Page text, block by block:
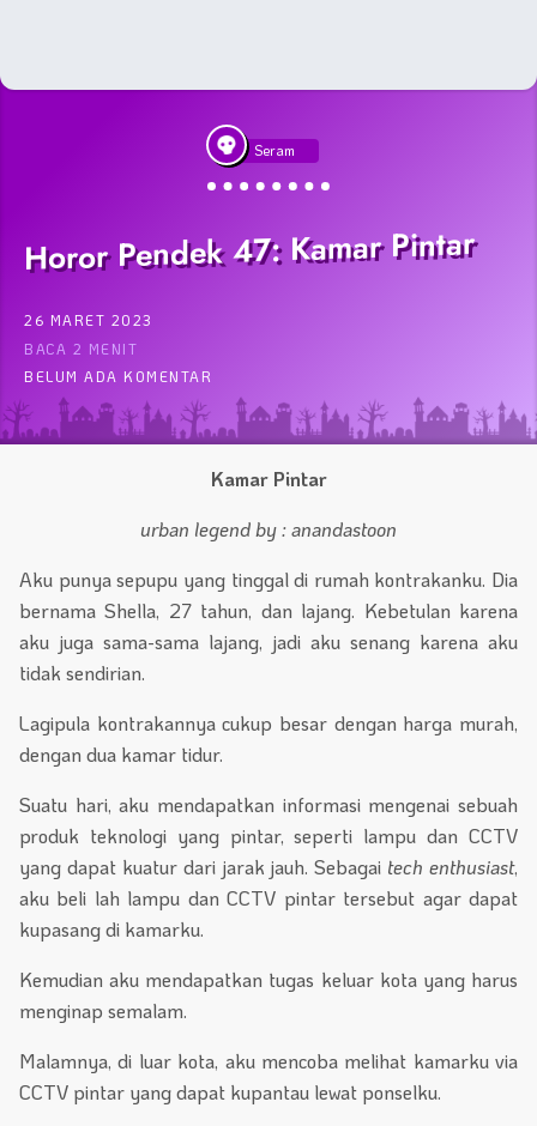
Seram
Horor Pendek 47: Kamar Pintar
26 MARET 2023
BACA 2 MENIT
BELUM ADA KOMENTAR
Kamar Pintar
urban legend by : anandastoon
Aku punya sepupu yang tinggal di rumah kontrakanku. Dia
bernama Shella, 27 tahun, dan lajang. Kebetulan karena
aku juga sama-sama lajang, jadi aku senang karena aku
tidak sendirian.
Lagipula kontrakannya cukup besar dengan harga murah,
dengan dua kamar tidur.
Suatu hari, aku mendapatkan informasi mengenai sebuah
produk teknologi yang pintar, seperti lampu dan CCTV
yang dapat kuatur dari jarak jauh. Sebagai tech enthusiast,
aku beli lah lampu dan CCTV pintar tersebut agar dapat
kupasang di kamarku.
Kemudian aku mendapatkan tugas keluar kota yang harus
menginap semalam.
Malamnya, di luar kota, aku mencoba melihat kamarku via
CCTV pintar yang dapat kupantau lewat ponselku.